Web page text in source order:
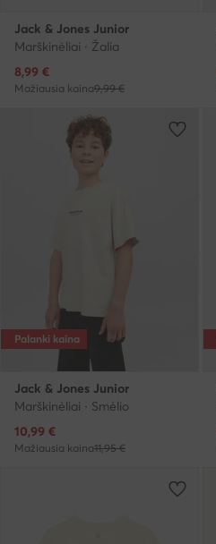
Jack & Jones Junior
Marškinėliai · Žalia
Dabartinė kaina
8,99 €
Mažiausia kaina9,99 €
Palanki kaina
Jack & Jones Junior
Marškinėliai · Smėlio
Dabartinė kaina
10,99 €
Mažiausia kaina11,95 €